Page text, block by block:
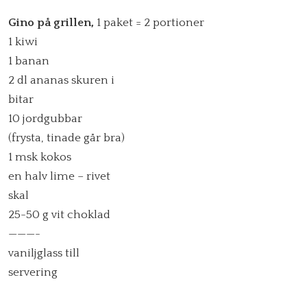
Gino på grillen, 1 paket = 2 portioner
1 kiwi
1 banan
2 dl ananas skuren i
bitar
10 jordgubbar
(frysta, tinade går bra)
1 msk kokos
en halv lime – rivet
skal
25-50 g vit choklad
———-
vaniljglass till
servering